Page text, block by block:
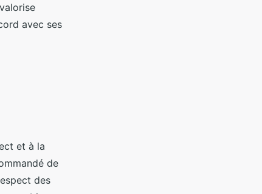
avec ses
et à la
de
des